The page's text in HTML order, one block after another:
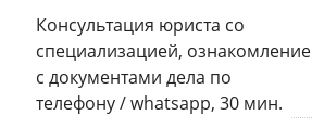
Консультация юриста со
специализацией, ознакомление
с документами дела по
телефону / whatsapp, 30 мин.